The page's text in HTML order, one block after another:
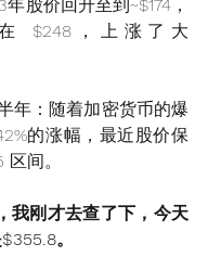
股价回升至到~$174，
$248，上涨了大
年：随着加密货币的爆
的涨幅，最近股价保
间。
我刚才去查了下，今天
。